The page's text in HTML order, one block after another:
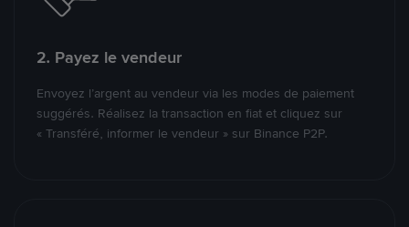
2. Payez le vendeur
Envoyez l’argent au vendeur via les modes de paiement
suggérés. Réalisez la transaction en fiat et cliquez sur
« Transféré, informer le vendeur » sur Binance P2P.